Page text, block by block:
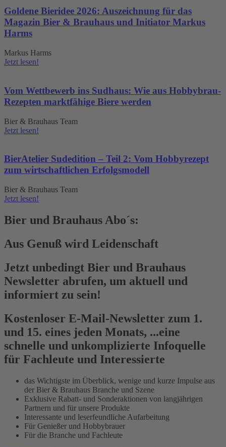
Goldene Bieridee 2026: Auszeichnung für das
Magazin Bier & Brauhaus und Initiator Markus
Harms
Markus Harms
Jetzt lesen!
Vom Wettbewerb ins Sudhaus: Wie aus Hobbybrau-
Rezepten marktfähige Biere werden
Bier & Brauhaus Team
Jetzt lesen!
BierAtelier Sudedition – Teil 2: Vom Hobbyrezept
zum wirtschaftlichen Erfolgsmodell
Bier & Brauhaus Team
Jetzt lesen!
Bier und Brauhaus Abo´s:
Aus Genuß wird Leidenschaft
Jetzt unbedingt Bier und Brauhaus
Newsletter abrufen, um aktuell und
informiert zu sein!
Kostenloser E-Mail-Newsletter zum 1.
und 15. eines jeden Monats, ...eine
schnelle und unkomplizierte Infoquelle
für Fachleute und Interessierte
das Wichtigste im Überblick, wenige und kurze Impulse aus
der Bier & Brauhaus Branche und Szene
Exklusive Rabatt- und Sonderaktionen von langjährigen
Partnern und für unsere Produkte
Interessante und leserfeundliche Aufarbeitung
Für Genießer und Hobbybrauer
Für die Branche und Fachleute